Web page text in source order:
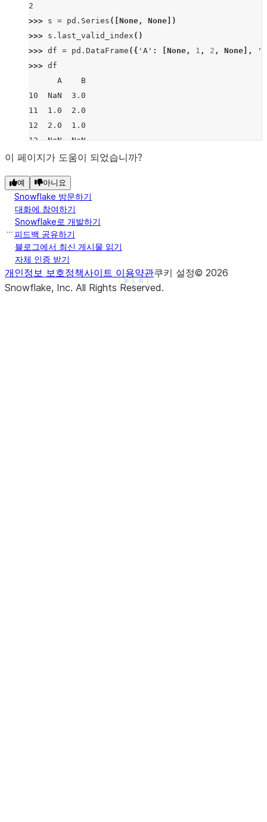
2
>>> s = pd . Series ([ None , None ])
>>> s . last_valid_index ()
>>> df = pd . DataFrame ({ 'A' : None , 1 , 2 , None ],
>>> df
      A    B
10  NaN  3.0
11  1.0  2.0
12  2.0  1.0
13  NaN  NaN
>>> df .last_valid_index()
>>> df =
>>> df.last_valid_index
'man'
Show less
See more
이 페이지가 도움이 되었습니까?
예 아니요
Snowflake 방문하기
대화에 참여하기
Snowflake로 개발하기
피드백 공유하기
블로그에서 최신 게시물 읽기
자체 인증 받기
개인정보 보호정책사이트 이용약관쿠키 설정© 2026
Snowflake, Inc. All Rights Reserved.